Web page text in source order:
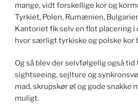
mange, vidt forskellige kor og
Tyrkiet, Polen, Rumænien,
Kantoriet fik selv en flot placering i
hvor særligt tyrkiske og polske kor
Og så blev der selvfølgelig også tid
sightseeing, sejlture og
mad, skrupskør øl og gode snakke
muligt.